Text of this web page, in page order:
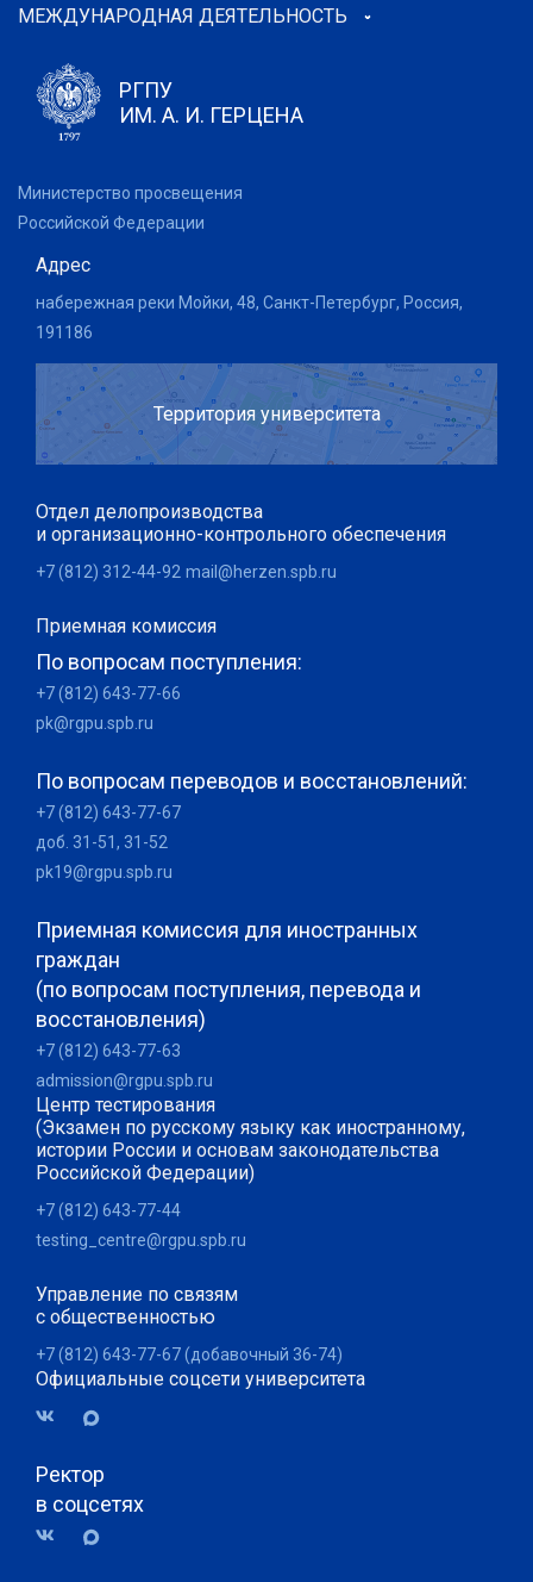
МЕЖДУНАРОДНАЯ ДЕЯТЕЛЬНОСТЬ
РГПУ
ИМ. А. И. ГЕРЦЕНА
Министерство просвещения
Российской Федерации
Адрес
набережная реки Мойки, 48, Санкт-Петербург, Россия,
191186
Территория университета
Отдел делопроизводства
и организационно-контрольного обеспечения
+7 (812) 312-44-92 mail@herzen.spb.ru
Приемная комиссия
По вопросам поступления:
+7 (812) 643-77-66
pk@rgpu.spb.ru
По вопросам переводов и восстановлений:
+7 (812) 643-77-67
доб. 31-51, 31-52
pk19@rgpu.spb.ru
Приемная комиссия для иностранных
граждан
(по вопросам поступления, перевода и
восстановления)
+7 (812) 643-77-63
admission@rgpu.spb.ru
Центр тестирования
(Экзамен по русскому языку как иностранному,
истории России и основам законодательства
Российской Федерации)
+7 (812) 643-77-44
testing_centre@rgpu.spb.ru
Управление по связям
с общественностью
+7 (812) 643-77-67 (добавочный 36-74)
Официальные соцсети университета
Ректор
в соцсетях